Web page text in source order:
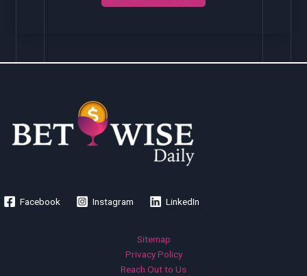
Facebook Instagram LinkedIn
Sitemap
Privacy Policy
Reach Out to Us